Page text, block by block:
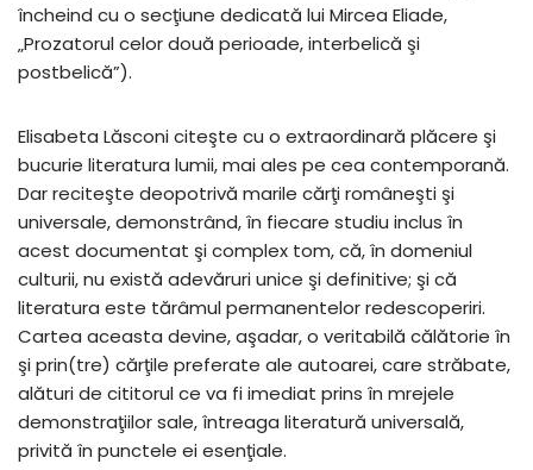
încheind cu o secţiune dedicată lui Mircea Eliade,
„Prozatorul celor două perioade, interbelică şi
postbelică”).
Elisabeta Lăsconi citeşte cu o extraordinară plăcere şi
bucurie literatura lumii, mai ales pe cea contemporană.
Dar reciteşte deopotrivă marile cărţi româneşti şi
universale, demonstrând, în fiecare studiu inclus în
acest documentat şi complex tom, că, în domeniul
culturii, nu există adevăruri unice şi definitive; şi că
literatura este tărâmul permanentelor redescoperiri.
Cartea aceasta devine, aşadar, o veritabilă călătorie în
şi prin(tre) cărţile preferate ale autoarei, care străbate,
alături de cititorul ce va fi imediat prins în mrejele
demonstraţiilor sale, întreaga literatură universală,
privită în punctele ei esenţiale.